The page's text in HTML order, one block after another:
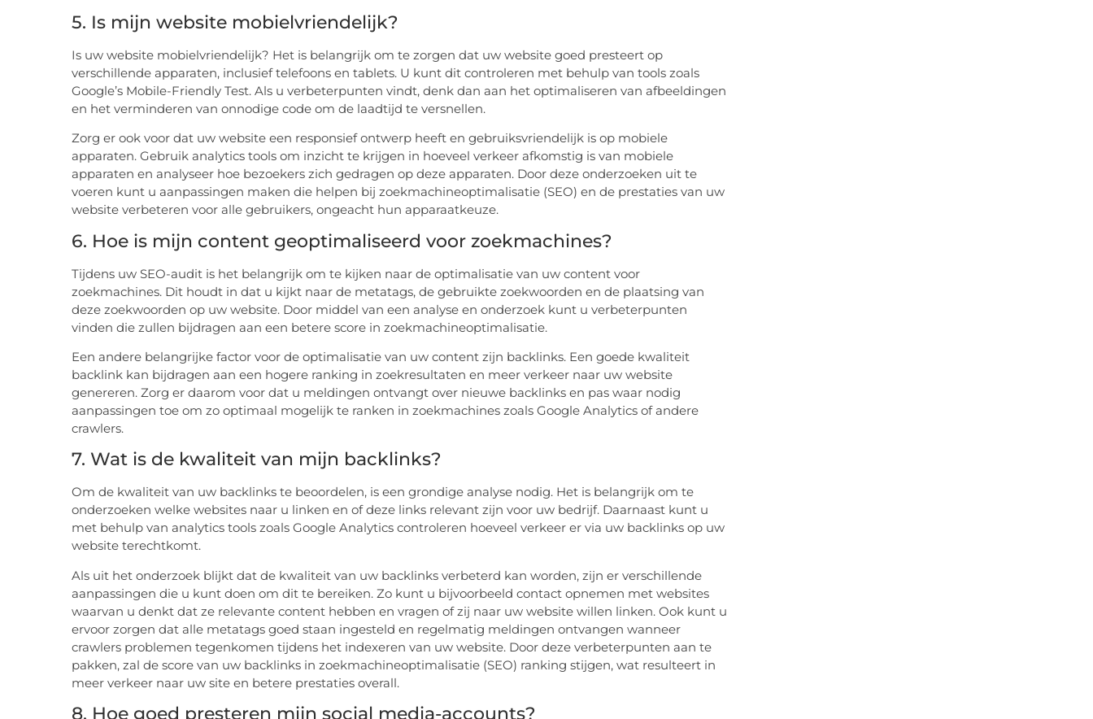
5. Is mijn website mobielvriendelijk?
Is uw website mobielvriendelijk? Het is belangrijk om te zorgen dat uw website goed presteert op
verschillende apparaten, inclusief telefoons en tablets. U kunt dit controleren met behulp van tools zoals
Google’s Mobile-Friendly Test. Als u verbeterpunten vindt, denk dan aan het optimaliseren van afbeeldingen
en het verminderen van onnodige code om de laadtijd te versnellen.
Zorg er ook voor dat uw website een responsief ontwerp heeft en gebruiksvriendelijk is op mobiele
apparaten. Gebruik analytics tools om inzicht te krijgen in hoeveel verkeer afkomstig is van mobiele
apparaten en analyseer hoe bezoekers zich gedragen op deze apparaten. Door deze onderzoeken uit te
voeren kunt u aanpassingen maken die helpen bij zoekmachineoptimalisatie (SEO) en de prestaties van uw
website verbeteren voor alle gebruikers, ongeacht hun apparaatkeuze.
6. Hoe is mijn content geoptimaliseerd voor zoekmachines?
Tijdens uw SEO-audit is het belangrijk om te kijken naar de optimalisatie van uw content voor
zoekmachines. Dit houdt in dat u kijkt naar de metatags, de gebruikte zoekwoorden en de plaatsing van
deze zoekwoorden op uw website. Door middel van een analyse en onderzoek kunt u verbeterpunten
vinden die zullen bijdragen aan een betere score in zoekmachineoptimalisatie.
Een andere belangrijke factor voor de optimalisatie van uw content zijn backlinks. Een goede kwaliteit
backlink kan bijdragen aan een hogere ranking in zoekresultaten en meer verkeer naar uw website
genereren. Zorg er daarom voor dat u meldingen ontvangt over nieuwe backlinks en pas waar nodig
aanpassingen toe om zo optimaal mogelijk te ranken in zoekmachines zoals Google Analytics of andere
crawlers.
7. Wat is de kwaliteit van mijn backlinks?
Om de kwaliteit van uw backlinks te beoordelen, is een grondige analyse nodig. Het is belangrijk om te
onderzoeken welke websites naar u linken en of deze links relevant zijn voor uw bedrijf. Daarnaast kunt u
met behulp van analytics tools zoals Google Analytics controleren hoeveel verkeer er via uw backlinks op uw
website terechtkomt.
Als uit het onderzoek blijkt dat de kwaliteit van uw backlinks verbeterd kan worden, zijn er verschillende
aanpassingen die u kunt doen om dit te bereiken. Zo kunt u bijvoorbeeld contact opnemen met websites
waarvan u denkt dat ze relevante content hebben en vragen of zij naar uw website willen linken. Ook kunt u
ervoor zorgen dat alle metatags goed staan ingesteld en regelmatig meldingen ontvangen wanneer
crawlers problemen tegenkomen tijdens het indexeren van uw website. Door deze verbeterpunten aan te
pakken, zal de score van uw backlinks in zoekmachineoptimalisatie (SEO) ranking stijgen, wat resulteert in
meer verkeer naar uw site en betere prestaties overall.
8. Hoe goed presteren mijn social media-accounts?